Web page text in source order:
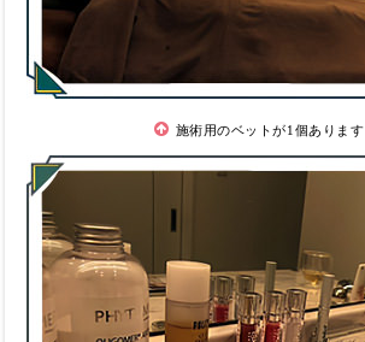
施術用のベットが1個あります